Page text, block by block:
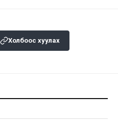
Холбоос хуулах